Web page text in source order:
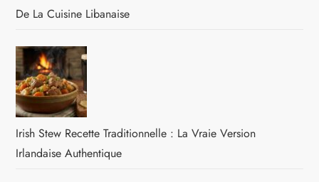
De La Cuisine Libanaise
Irish Stew Recette Traditionnelle : La Vraie Version
Irlandaise Authentique